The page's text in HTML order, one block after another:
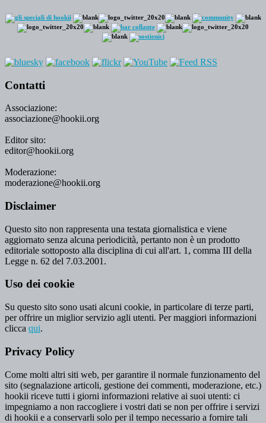
Contatti
Associazione:
associazione@hookii.org
Editor sito:
editor@hookii.org
Moderazione:
moderazione@hookii.org
Disclaimer
Questo sito non rappresenta una testata giornalistica e viene
aggiornato senza alcuna periodicità, pertanto non è un prodotto
editoriale sottoposto alla disciplina di cui all'art. 1, comma III della
Legge n. 62 del 7.03.2001.
Uso dei cookie
Su questo sito sono usati alcuni cookie, in particolare di terze parti,
per offrire un miglior servizio agli utenti. Per maggiori informazioni
clicca qui.
Privacy Policy
Come molti altri siti web, per garantire il normale funzionamento del
sito (segnalazione articoli, gestione dei commenti, moderazione, etc.)
hookii riceve tutti i giorni informazioni relative ai suoi utenti: ci
impegniamo a non raccogliere i vostri dati se non per offrire i servizi
di hookii e a conservarli solo per il tempo necessario a fornire tali